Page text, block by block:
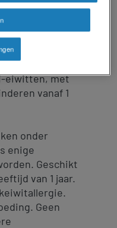
MCT vet (60%
Enterale
op basis
eiwitten, met
vanaf 1
onder
enige
Geschikt
van 1 jaar.
Geen